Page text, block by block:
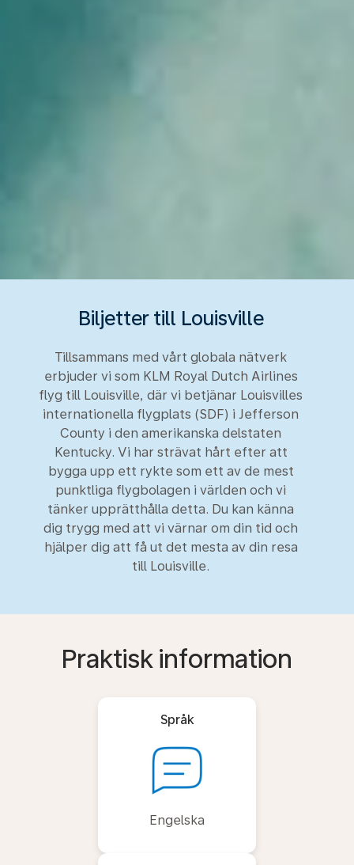
Biljetter till Louisville
Tillsammans med vårt globala nätverk
erbjuder vi som KLM Royal Dutch Airlines
flyg till Louisville, där vi betjänar Louisvilles
internationella flygplats (SDF) i Jefferson
County i den amerikanska delstaten
Kentucky. Vi har strävat hårt efter att
bygga upp ett rykte som ett av de mest
punktliga flygbolagen i världen och vi
tänker upprätthålla detta. Du kan känna
dig trygg med att vi värnar om din tid och
hjälper dig att få ut det mesta av din resa
till Louisville.
Praktisk information
Språk
Engelska